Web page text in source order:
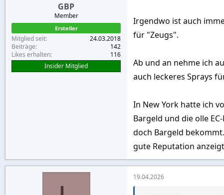
GBP
Member
Ersteller
Mitglied seit
24.03.2018
Beiträge
142
Likes erhalten
116
Insider Mitglied
Irgendwo ist auch
für "Zeugs".
Ab und an nehme ich
auch leckeres Sprays
In New York hatte ich
Bargeld und die olle
doch Bargeld
gute Reputation
19.04.2026